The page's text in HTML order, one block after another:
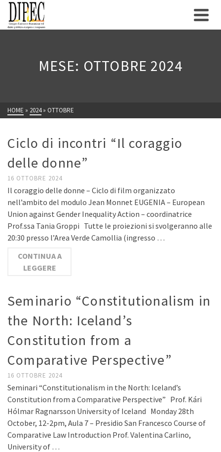
MESE: OTTOBRE 2024
HOME » 2024 » OTTOBRE
Ciclo di incontri “Il coraggio
delle donne”
16 OTTOBRE 2024
Il coraggio delle donne – Ciclo di film organizzato
nell’ambito del modulo Jean Monnet EUGENIA – European
Union against Gender Inequality Action – coordinatrice
Prof.ssa Tania Groppi Tutte le proiezioni si svolgeranno alle
20:30 presso l’Area Verde Camollia (ingresso …
CONTINUA A
LEGGERE
Seminario “Constitutionalism in
the North: Iceland’s
Constitution from a
Comparative Perspective”
16 OTTOBRE 2024
Seminari “Constitutionalism in the North: Iceland’s
Constitution from a Comparative Perspective” Prof. Kári
Hólmar Ragnarsson University of Iceland Monday 28th
October, 12-2pm, Aula 7 – Presidio San Francesco Course of
Comparative Law Introduction Prof. Valentina Carlino,
University of …